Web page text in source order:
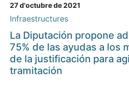
27 d'octubre de 2021
Infraestructures
La Diputación propone
75% de las ayudas a los
de la justificación para
tramitación